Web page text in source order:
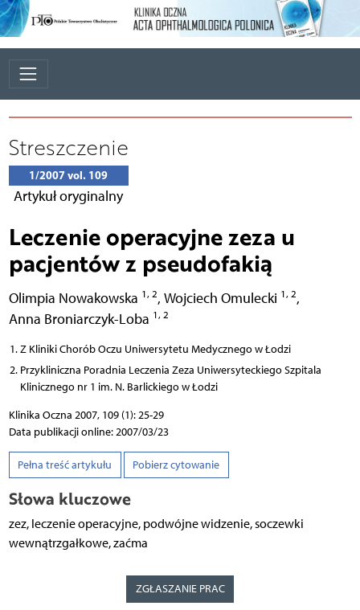
Streszczenie
1/2007 vol. 109
Artykuł oryginalny
Leczenie operacyjne zeza u
pacjentów z pseudofakią
Olimpia Nowakowska 1, 2, Wojciech Omulecki 1, 2,
Anna Broniarczyk-Loba 1, 2
Z Kliniki Chorób Oczu Uniwersytetu Medycznego w Łodzi
Przykliniczna Poradnia Leczenia Zeza Uniwersyteckiego Szpitala
Klinicznego nr 1 im. N. Barlickiego w Łodzi
Klinika Oczna 2007, 109 (1): 25-29
Data publikacji online: 2007/03/23
Pełna treść artykułu Pobierz cytowanie
Słowa kluczowe
zez, leczenie operacyjne, podwójne widzenie, soczewki
wewnątrzgałkowe, zaćma
ZGŁASZANIE PRAC